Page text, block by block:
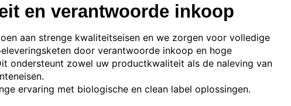
en verantwoorde inkoop
aan strenge kwaliteitseisen en we zorgen voor volledige
door verantwoorde inkoop en hoge
ondersteunt zowel uw productkwaliteit als de naleving van
ervaring met biologische en clean label oplossingen.